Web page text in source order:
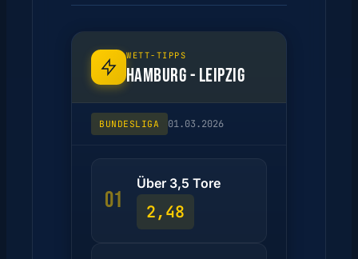
WETT-TIPPS
HAMBURG - LEIPZIG
BUNDESLIGA 01.03.2026
01
Über 3,5 Tore
2,48